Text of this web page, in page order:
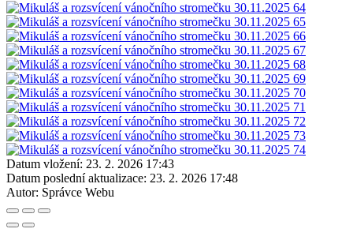
Datum vložení: 23. 2. 2026 17:43
Datum poslední aktualizace: 23. 2. 2026 17:48
Autor: Správce Webu